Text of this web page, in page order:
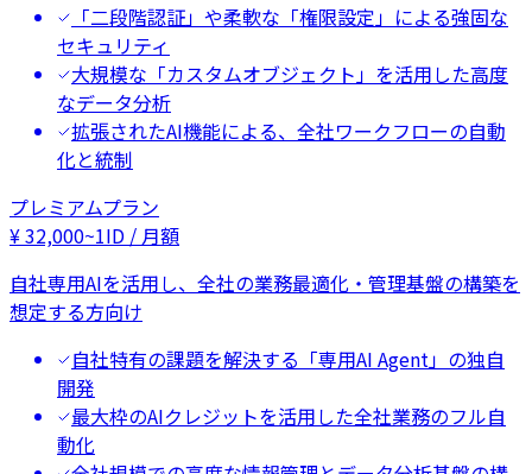
「二段階認証」や柔軟な「権限設定」による強固な
セキュリティ
大規模な「カスタムオブジェクト」を活用した高度
なデータ分析
拡張されたAI機能による、全社ワークフローの自動
化と統制
プレミアムプラン
¥32,000~1ID / 月額
自社専用AIを活用し、全社の業務最適化・管理基盤の構築を
想定する方向け
自社特有の課題を解決する「専用AI Agent」の独自
開発
最大枠のAIクレジットを活用した全社業務のフル自
動化